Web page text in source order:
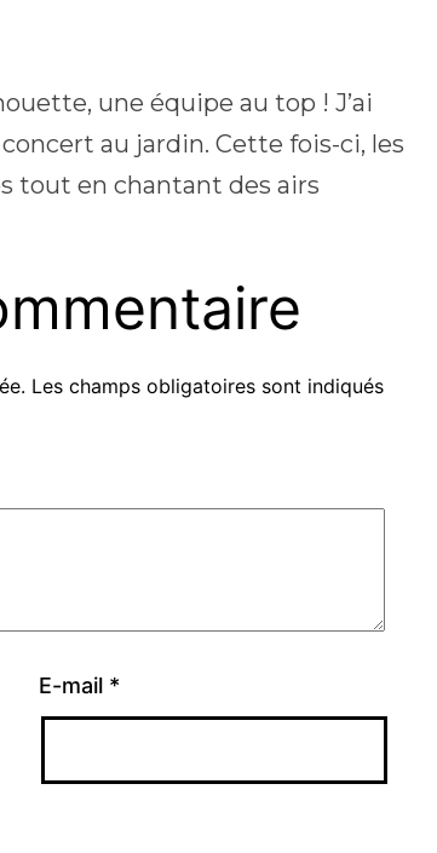
une équipe au top ! J’ai
au jardin. Cette fois-ci, les
tout en chantant des airs
Les champs obligatoires sont indiqués
E-mail *